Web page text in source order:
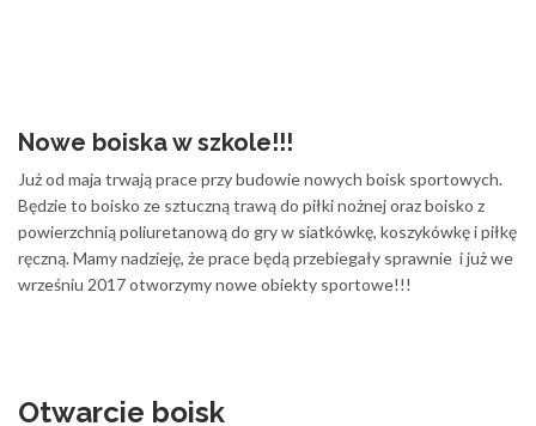
Nowe boiska w szkole!!!
Już od maja trwają prace przy budowie nowych boisk sportowych.
Będzie to boisko ze sztuczną trawą do piłki nożnej oraz boisko z
powierzchnią poliuretanową do gry w siatkówkę, koszykówkę i piłkę
ręczną. Mamy nadzieję, że prace będą przebiegały sprawnie i już we
wrześniu 2017 otworzymy nowe obiekty sportowe!!!
Otwarcie boisk